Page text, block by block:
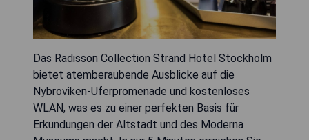
Das Radisson Collection Strand Hotel Stockholm
bietet atemberaubende Ausblicke auf die
Nybroviken-Uferpromenade und kostenloses
WLAN, was es zu einer perfekten Basis für
Erkundungen der Altstadt und des Moderna